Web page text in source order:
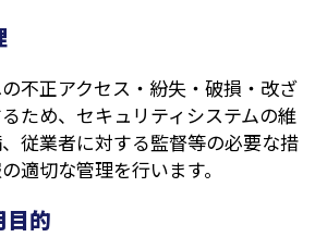
不正アクセス・紛失・破損・改ざ
ため、セキュリティシステムの維
従業者に対する監督等の必要な措
適切な管理を行います。
目的